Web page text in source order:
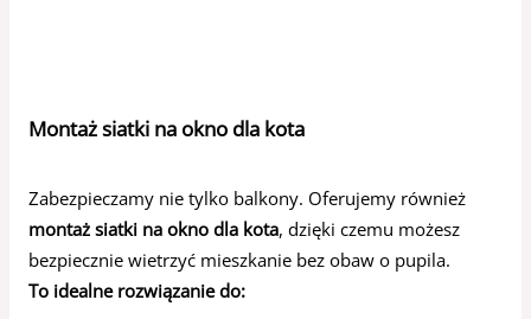
Montaż siatki na okno dla kota
Zabezpieczamy nie tylko balkony. Oferujemy również
montaż siatki na okno dla kota, dzięki czemu możesz
bezpiecznie wietrzyć mieszkanie bez obaw o pupila.
To idealne rozwiązanie do: